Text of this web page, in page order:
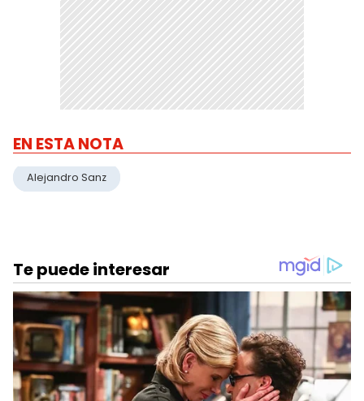
EN ESTA NOTA
Alejandro Sanz